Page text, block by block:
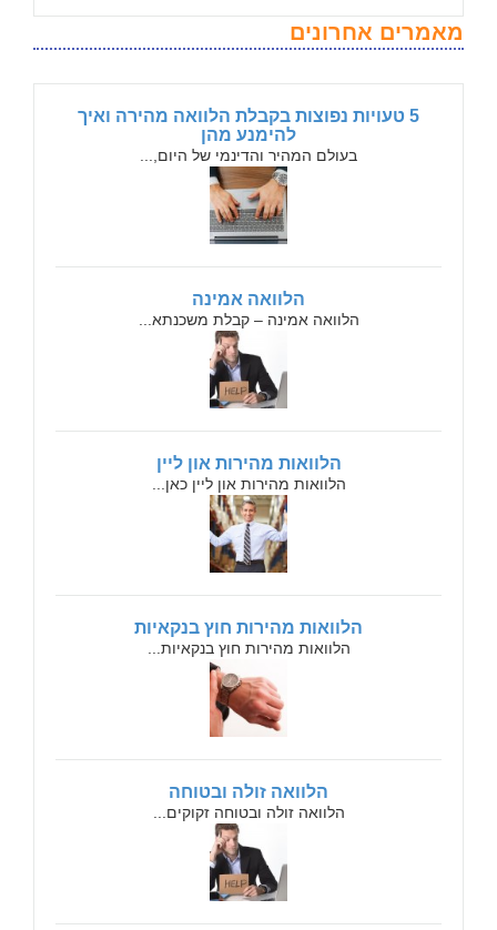
מאמרים אחרונים
5 טעויות נפוצות בקבלת הלוואה מהירה ואיך
להימנע מהן
בעולם המהיר והדינמי של היום,...
הלוואה אמינה
הלוואה אמינה – קבלת משכנתא...
הלוואות מהירות און ליין
הלוואות מהירות און ליין כאן...
הלוואות מהירות חוץ בנקאיות
הלוואות מהירות חוץ בנקאיות...
הלוואה זולה ובטוחה
הלוואה זולה ובטוחה זקוקים...